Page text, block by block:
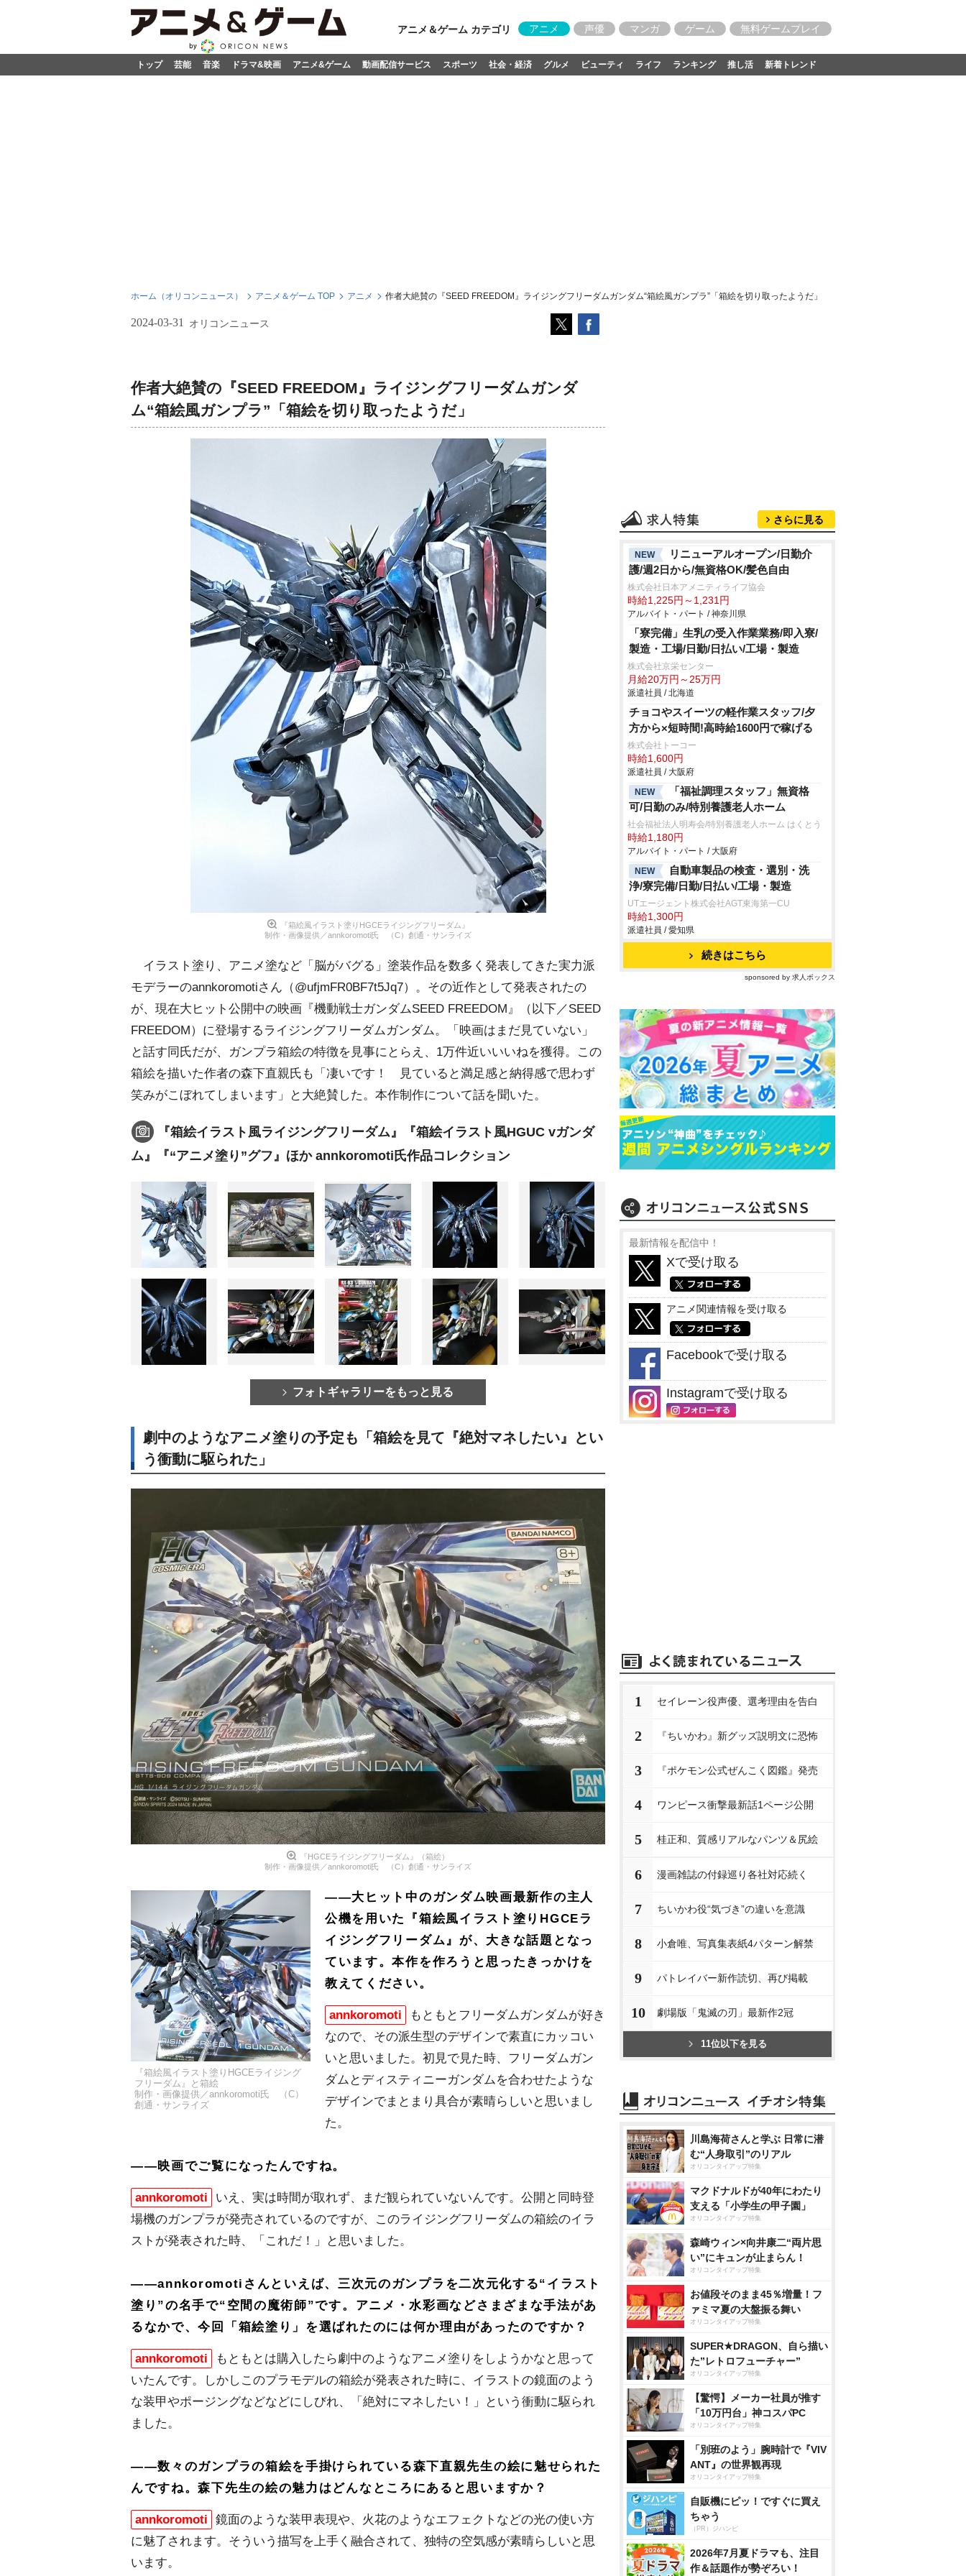
アニメ＆ゲーム カテゴリ アニメ 声優 マンガ ゲーム 無料ゲームプレイ
トップ 芸能 音楽 ドラマ&映画 アニメ&ゲーム 動画配信サービス スポーツ 社会・経済 グルメ ビューティ ライフ ランキング 推し活 新着トレンド
ホーム（オリコンニュース） アニメ＆ゲーム TOP アニメ 作者大絶賛の『SEED FREEDOM』ライジングフリーダムガンダム“箱絵風ガンプラ”「箱絵を切り取ったようだ」
2024-03-31 オリコンニュース
作者大絶賛の『SEED FREEDOM』ライジングフリーダムガンダ
ム“箱絵風ガンプラ”「箱絵を切り取ったようだ」
『箱絵風イラスト塗りHGCEライジングフリーダム』
制作・画像提供／annkoromoti氏 （C）創通・サンライズ
イラスト塗り、アニメ塗など「脳がバグる」塗装作品を数多く発表してきた実力派
モデラーのannkoromotiさん（@ufjmFR0BF7t5Jq7）。その近作として発表されたの
が、現在大ヒット公開中の映画『機動戦士ガンダムSEED FREEDOM』（以下／SEED
FREEDOM）に登場するライジングフリーダムガンダム。「映画はまだ見ていない」
と話す同氏だが、ガンプラ箱絵の特徴を見事にとらえ、1万件近いいいねを獲得。この
箱絵を描いた作者の森下直親氏も「凄いです！ 見ていると満足感と納得感で思わず
笑みがこぼれてしまいます」と大絶賛した。本作制作について話を聞いた。
『箱絵イラスト風ライジングフリーダム』『箱絵イラスト風HGUC vガンダ
ム』『“アニメ塗り”グフ』ほか annkoromoti氏作品コレクション
フォトギャラリーをもっと見る
劇中のようなアニメ塗りの予定も「箱絵を見て『絶対マネしたい』とい
う衝動に駆られた」
『HGCEライジングフリーダム』（箱絵）
制作・画像提供／annkoromoti氏 （C）創通・サンライズ
『箱絵風イラスト塗りHGCEライジング
フリーダム』と箱絵
制作・画像提供／annkoromoti氏 （C）
創通・サンライズ
――大ヒット中のガンダム映画最新作の主人
公機を用いた『箱絵風イラスト塗りHGCEラ
イジングフリーダム』が、大きな話題となっ
ています。本作を作ろうと思ったきっかけを
教えてください。
annkoromoti
もともとフリーダムガンダムが好き
なので、その派生型のデザインで素直にカッコい
いと思いました。初見で見た時、フリーダムガン
ダムとディスティニーガンダムを合わせたような
デザインでまとまり具合が素晴らしいと思いまし
た。
――映画でご覧になったんですね。
annkoromoti
いえ、実は時間が取れず、まだ観られていないんです。公開と同時登
場機のガンプラが発売されているのですが、このライジングフリーダムの箱絵のイラ
ストが発表された時、「これだ！」と思いました。
――annkoromotiさんといえば、三次元のガンプラを二次元化する“イラスト
塗り”の名手で“空間の魔術師”です。アニメ・水彩画などさまざまな手法があ
るなかで、今回「箱絵塗り」を選ばれたのには何か理由があったのですか？
annkoromoti
もともとは購入したら劇中のようなアニメ塗りをしようかなと思って
いたんです。しかしこのプラモデルの箱絵が発表された時に、イラストの鏡面のよう
な装甲やポージングなどなどにしびれ、「絶対にマネしたい！」という衝動に駆られ
ました。
――数々のガンプラの箱絵を手掛けられている森下直親先生の絵に魅せられた
んですね。森下先生の絵の魅力はどんなところにあると思いますか？
annkoromoti
鏡面のような装甲表現や、火花のようなエフェクトなどの光の使い方
に魅了されます。そういう描写を上手く融合されて、独特の空気感が素晴らしいと思
います。
さらに見る
NEW
リニューアルオープン/日勤介
護/週2日から/無資格OK/髪色自由
株式会社日本アメニティライフ協会
時給1,225円～1,231円
アルバイト・パート / 神奈川県
「寮完備」生乳の受入作業業務/即入寮/
製造・工場/日勤/日払い/工場・製造
株式会社京栄センター
月給20万円～25万円
派遣社員 / 北海道
チョコやスイーツの軽作業スタッフ/夕
方から×短時間!高時給1600円で稼げる
株式会社トーコー
時給1,600円
派遣社員 / 大阪府
NEW
「福祉調理スタッフ」無資格
可/日勤のみ/特別養護老人ホーム
社会福祉法人明寿会/特別養護老人ホーム はくとう
時給1,180円
アルバイト・パート / 大阪府
NEW
自動車製品の検査・選別・洗
浄/寮完備/日勤/日払い/工場・製造
UTエージェント株式会社AGT東海第一CU
時給1,300円
派遣社員 / 愛知県
続きはこちら
sponsored by 求人ボックス
最新情報を配信中！
Xで受け取る
アニメ関連情報を受け取る
Facebookで受け取る
Instagramで受け取る
1 セイレーン役声優、選考理由を告白
2 『ちいかわ』新グッズ説明文に恐怖
3 『ポケモン公式ぜんこく図鑑』発売
4 ワンピース衝撃最新話1ページ公開
5 桂正和、質感リアルなパンツ＆尻絵
6 漫画雑誌の付録巡り各社対応続く
7 ちいかわ役“気づき”の違いを意識
8 小倉唯、写真集表紙4パターン解禁
9 パトレイバー新作読切、再び掲載
10 劇場版「鬼滅の刃」最新作2冠
11位以下を見る
川島海荷さんと学ぶ 日常に潜
む“人身取引”のリアル
オリコンタイアップ特集
マクドナルドが40年にわたり
支える「小学生の甲子園」
オリコンタイアップ特集
森崎ウィン×向井康二“両片思
い”にキュンが止まらん！
オリコンタイアップ特集
お値段そのまま45％増量！フ
ァミマ夏の大盤振る舞い
オリコンタイアップ特集
SUPER★DRAGON、自ら描い
た”レトロフューチャー”
オリコンタイアップ特集
【驚愕】メーカー社員が推す
「10万円台」神コスパPC
オリコンタイアップ特集
「別班のよう」腕時計で『VIV
ANT』の世界観再現
オリコンタイアップ特集
自販機にピッ！ですぐに買え
ちゃう
（PR）ジハンピ
2026年7月夏ドラマも、注目
作＆話題作が勢ぞろい！